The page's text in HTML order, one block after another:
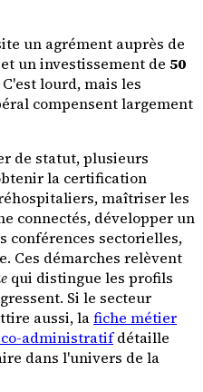
un agrément auprès de
un investissement de 50
C'est lourd, mais les
compensent largement
de statut, plusieurs
la certification
maîtriser les
connectés, développer un
conférences sectorielles,
Ces démarches relèvent
qui distingue les profils
Si le secteur
aussi, lafiche métier
administratifdétaille
dans l'univers de la